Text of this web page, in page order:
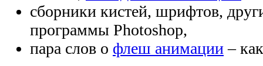
сборники кистей, шрифтов,
программы Photoshop,
пара слов о флеш анимации–